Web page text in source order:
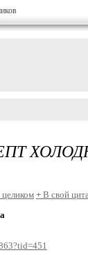
+ В свой